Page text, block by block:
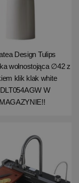
Design Tulips
wolnostojąca ∅42 z
klik klak white
W
MAGAZYNIE!!